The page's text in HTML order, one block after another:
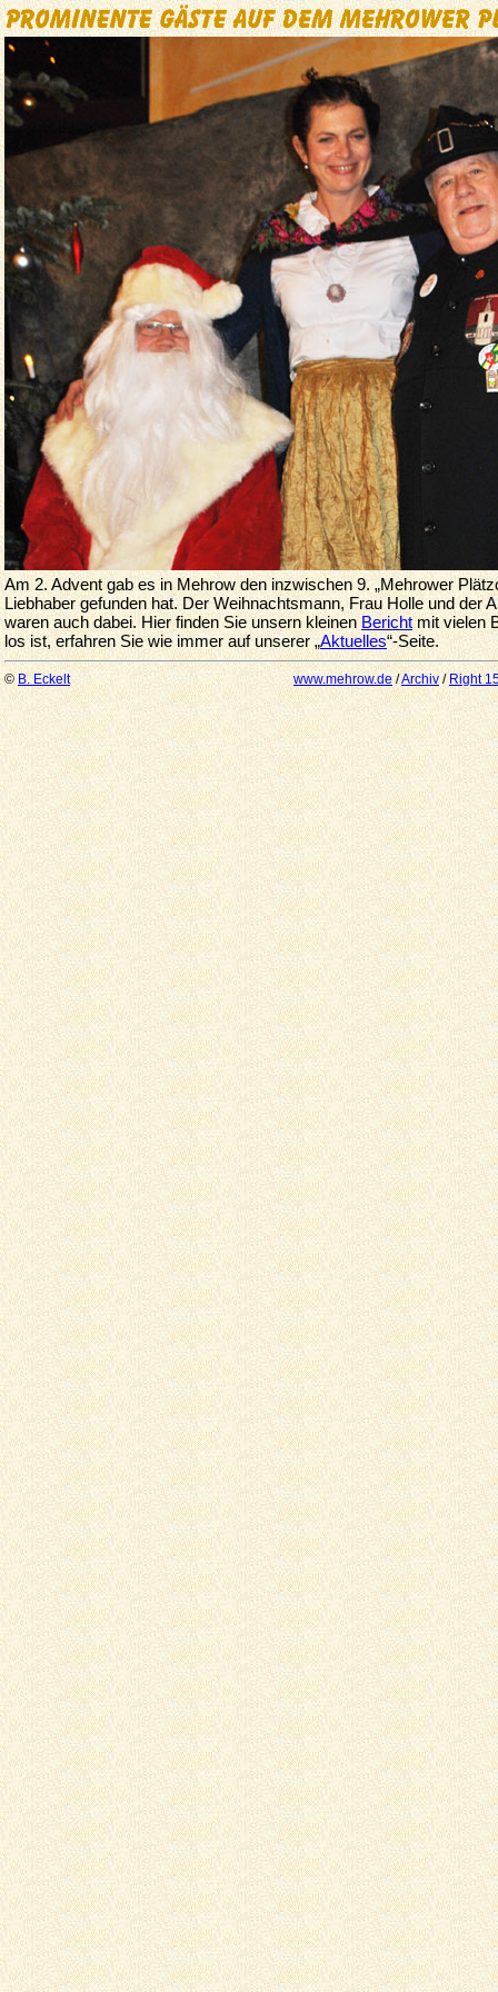
Am 2. Advent gab es in Mehrow den inzwischen 9. „Mehrower
Liebhaber gefunden hat. Der Weihnachtsmann, Frau Holle und der
waren auch dabei. Hier finden Sie unsern kleinen Berichtmit vielen
los ist, erfahren Sie wie immer auf unserer „Aktuelles“-Seite.
© B. Eckelt www.mehrow.de /Archiv / Right